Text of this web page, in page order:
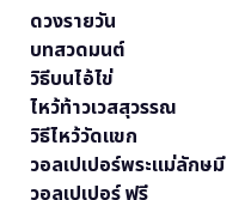
ดวงรายวัน
บทสวดมนต์
วิธีบนไอ้ไข่
ไหว้ท้าวเวสสุวรรณ
วิธีไหว้วัดแขก
วอลเปเปอร์พระแม่ลักษมี
วอลเปเปอร์ ฟรี